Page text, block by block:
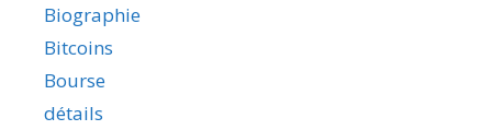
Biographie
Bitcoins
Bourse
détails